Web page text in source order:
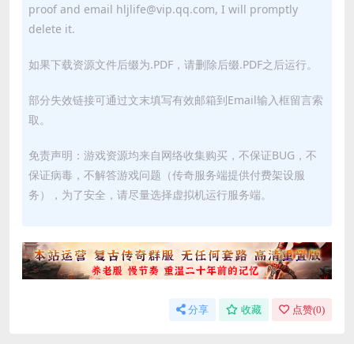
proof and email hljlife@vip.qq.com, I will promptly
delete it.
如果下载资源文件后缀为.PDF，请删除后缀.PDF之后运行。
部分失效链接可通过文末填写有效邮箱到Email输入框留言索
取。
免责声明：游戏资源均来自网络收集购买，不保证BUG，不
保证病毒，不解答游戏问题（传奇服务端提供付费架设服
务），为了安全，请尽量选择虚拟机运行服务端。
分享 收藏 点赞(0)